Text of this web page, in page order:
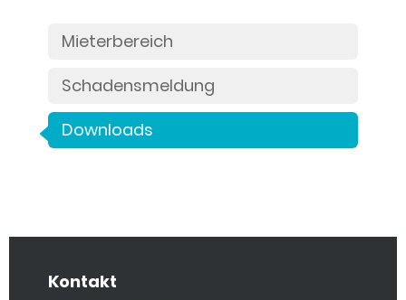
Mieterbereich
Schadensmeldung
Downloads
Kontakt